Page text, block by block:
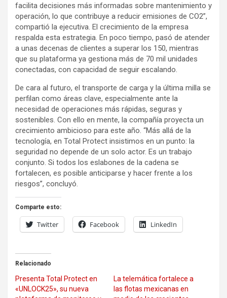
facilita decisiones más informadas sobre mantenimiento y
operación, lo que contribuye a reducir emisiones de CO2”,
compartió la ejecutiva. El crecimiento de la empresa
respalda esta estrategia. En poco tiempo, pasó de atender
a unas decenas de clientes a superar los 150, mientras
que su plataforma ya gestiona más de 70 mil unidades
conectadas, con capacidad de seguir escalando.
De cara al futuro, el transporte de carga y la última milla se
perfilan como áreas clave, especialmente ante la
necesidad de operaciones más rápidas, seguras y
sostenibles. Con ello en mente, la compañía proyecta un
crecimiento ambicioso para este año. “Más allá de la
tecnología, en Total Protect insistimos en un punto: la
seguridad no depende de un solo actor. Es un trabajo
conjunto. Si todos los eslabones de la cadena se
fortalecen, es posible anticiparse y hacer frente a los
riesgos”, concluyó.
Comparte esto:
Twitter Facebook LinkedIn
Relacionado
Presenta Total Protect en
«UNLOCK25», su nueva
La telemática fortalece a
las flotas mexicanas en